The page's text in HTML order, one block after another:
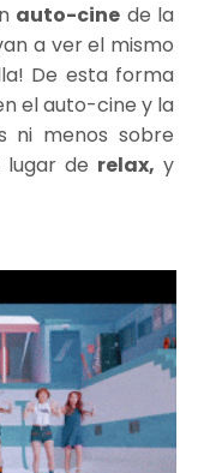
auto-cine de la
a ver el mismo
De esta forma
el auto-cine y la
ni menos sobre
lugar de relax, y